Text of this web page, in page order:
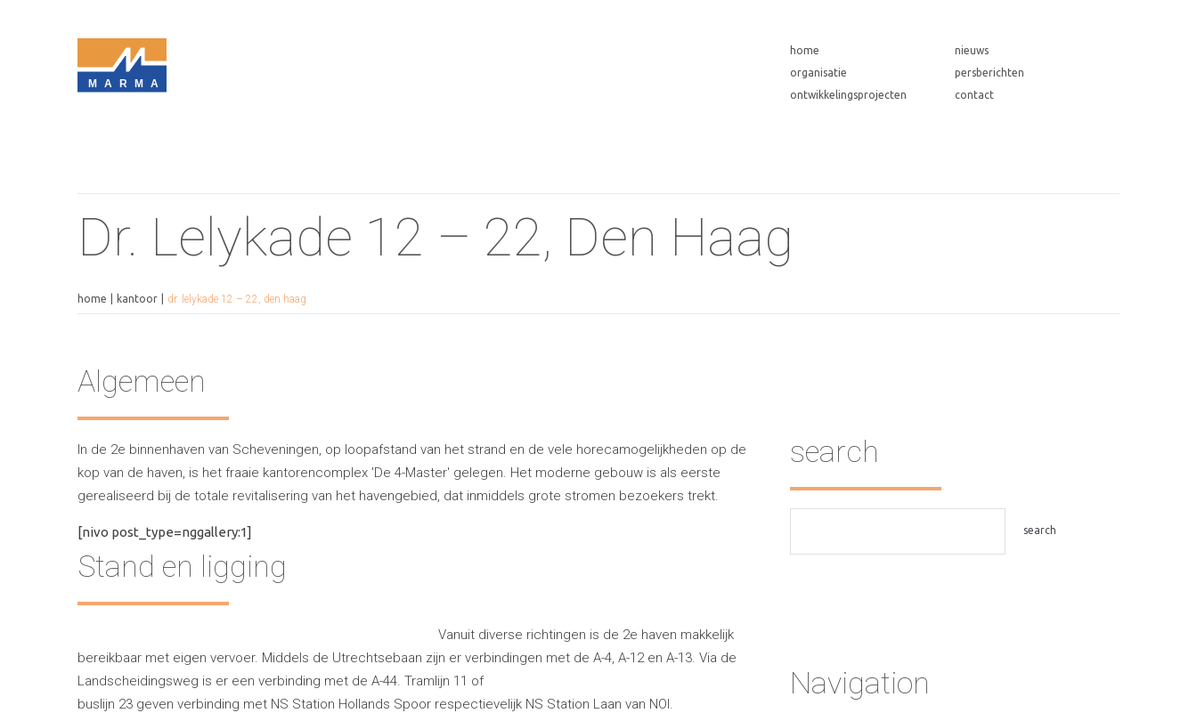
MARMA
home
nieuws
organisatie
persberichten
ontwikkelingsprojecten
contact
Dr. Lelykade 12 – 22, Den Haag
home kantoor dr. lelykade 12 – 22, den haag
Algemeen
In de 2e binnenhaven van Scheveningen, op loopafstand van het strand en de vele horecamogelijkheden op de
kop van de haven, is het fraaie kantorencomplex 'De 4-Master' gelegen. Het moderne gebouw is als eerste
gerealiseerd bij de totale revitalisering van het havengebied, dat inmiddels grote stromen bezoekers trekt.
[nivo post_type=nggallery:1]
Stand en ligging
Vanuit diverse richtingen is de 2e haven makkelijk
bereikbaar met eigen vervoer. Middels de Utrechtsebaan zijn er verbindingen met de A-4, A-12 en A-13. Via de
Landscheidingsweg is er een verbinding met de A-44. Tramlijn 11 of
buslijn 23 geven verbinding met NS Station Hollands Spoor respectievelijk NS Station Laan van NOI.
search
Navigation